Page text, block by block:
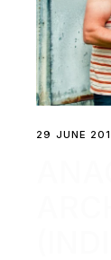
29 JUNE